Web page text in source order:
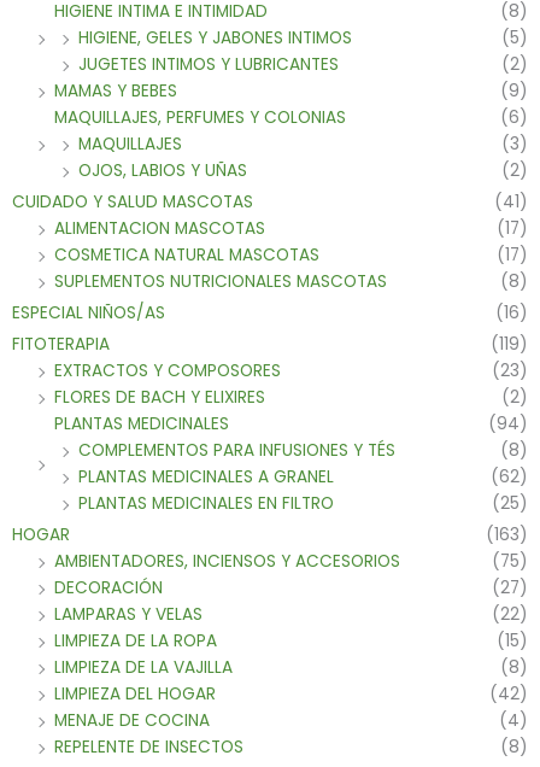
HIGIENE INTIMA E INTIMIDAD
(8)
HIGIENE, GELES Y JABONES INTIMOS
(5)
JUGETES INTIMOS Y LUBRICANTES
(2)
MAMAS Y BEBES
(9)
MAQUILLAJES, PERFUMES Y COLONIAS
(6)
MAQUILLAJES
(3)
OJOS, LABIOS Y UÑAS
(2)
CUIDADO Y SALUD MASCOTAS
(41)
ALIMENTACION MASCOTAS
(17)
COSMETICA NATURAL MASCOTAS
(17)
SUPLEMENTOS NUTRICIONALES MASCOTAS
(8)
ESPECIAL NIÑOS/AS
(16)
FITOTERAPIA
(119)
EXTRACTOS Y COMPOSORES
(23)
FLORES DE BACH Y ELIXIRES
(2)
PLANTAS MEDICINALES
(94)
COMPLEMENTOS PARA INFUSIONES Y TÉS
(8)
PLANTAS MEDICINALES A GRANEL
(62)
PLANTAS MEDICINALES EN FILTRO
(25)
HOGAR
(163)
AMBIENTADORES, INCIENSOS Y ACCESORIOS
(75)
DECORACIÓN
(27)
LAMPARAS Y VELAS
(22)
LIMPIEZA DE LA ROPA
(15)
LIMPIEZA DE LA VAJILLA
(8)
LIMPIEZA DEL HOGAR
(42)
MENAJE DE COCINA
(4)
REPELENTE DE INSECTOS
(8)